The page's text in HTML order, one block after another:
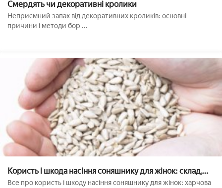
Смердять чи декоративні кролики
Неприємний запах від декоративних кроликів: основні
причини і методи бор ...
Користь і шкода насіння соняшнику для жінок: склад,
калорійність, корисні властивості, протипоказання
Все про користь і шкоду насіння соняшнику для жінок: харчова